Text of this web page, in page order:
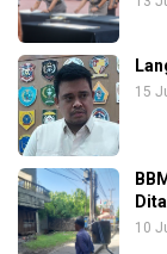
15
10